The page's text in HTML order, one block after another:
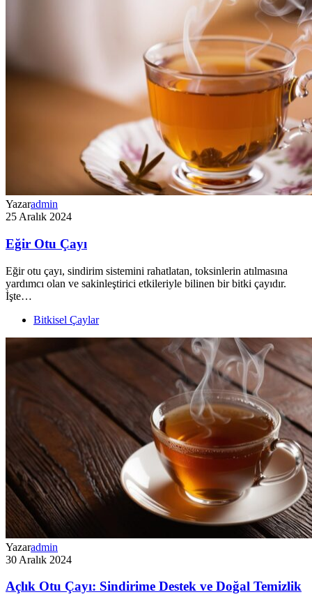
Yazaradmin
25 Aralık 2024
Eğir Otu Çayı
Eğir otu çayı, sindirim sistemini rahatlatan, toksinlerin atılmasına
yardımcı olan ve sakinleştirici etkileriyle bilinen bir bitki çayıdır.
İşte…
Bitkisel Çaylar
Yazaradmin
30 Aralık 2024
Açlık Otu Çayı: Sindirime Destek ve Doğal Temizlik